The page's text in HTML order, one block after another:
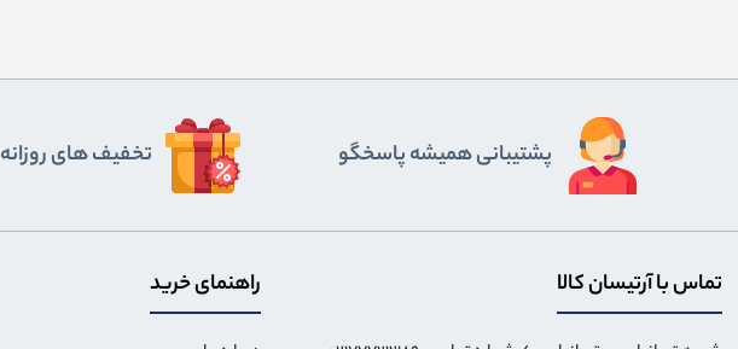
پشتیبانی همیشه پاسخگو تخفیف های روزانه
تماس با آرتیسان کالا راهنمای خرید